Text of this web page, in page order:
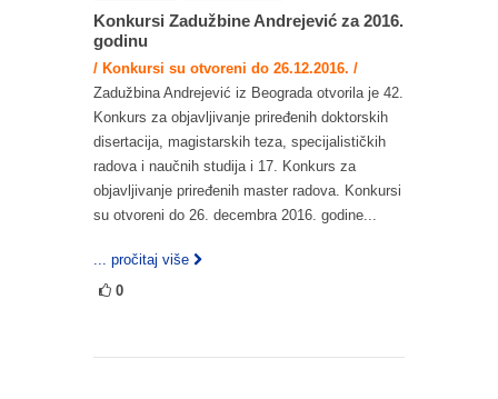
Konkursi Zadužbine Andrejević za 2016.
godinu
/ Konkursi su otvoreni do 26.12.2016. /
Zadužbina Andrejević iz Beograda otvorila je 42.
Konkurs za objavljivanje priređenih doktorskih
disertacija, magistarskih teza, specijalističkih
radova i naučnih studija i 17. Konkurs za
objavljivanje priređenih master radova. Konkursi
su otvoreni do 26. decembra 2016. godine...
... pročitaj više
0